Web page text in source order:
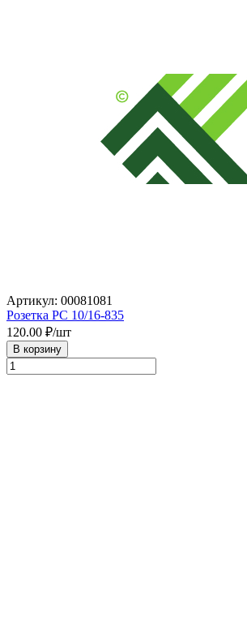
Артикул: 00081081
Розетка РС 10/16-835
120.00 ₽/шт
В корзину